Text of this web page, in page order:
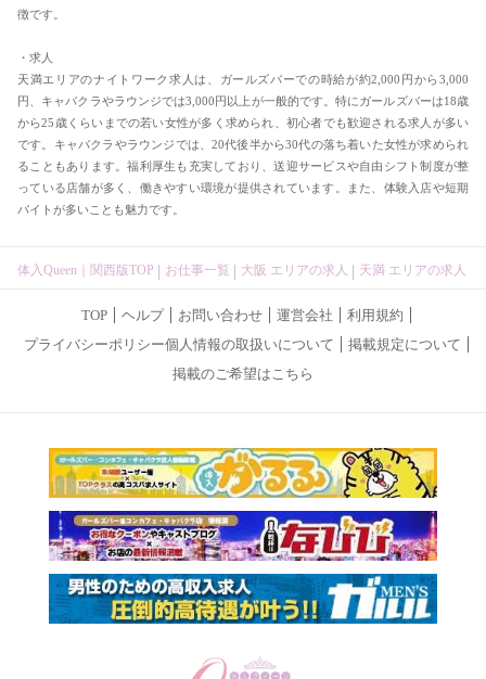
徴です。
・求人
天満エリアのナイトワーク求人は、ガールズバーでの時給が約2,000円から3,000
円、キャバクラやラウンジでは3,000円以上が一般的です。特にガールズバーは18歳
から25歳くらいまでの若い女性が多く求められ、初心者でも歓迎される求人が多い
です。キャバクラやラウンジでは、20代後半から30代の落ち着いた女性が求められ
ることもあります。福利厚生も充実しており、送迎サービスや自由シフト制度が整
っている店舗が多く、働きやすい環境が提供されています。また、体験入店や短期
バイトが多いことも魅力です​。
体入Queen｜関西版TOP お仕事一覧 大阪 エリアの求人 天満 エリアの求人
TOP ヘルプ お問い合わせ 運営会社
利用規約
プライバシーポリシー個人情報の取扱いについて
掲載規定について
掲載のご希望はこちら